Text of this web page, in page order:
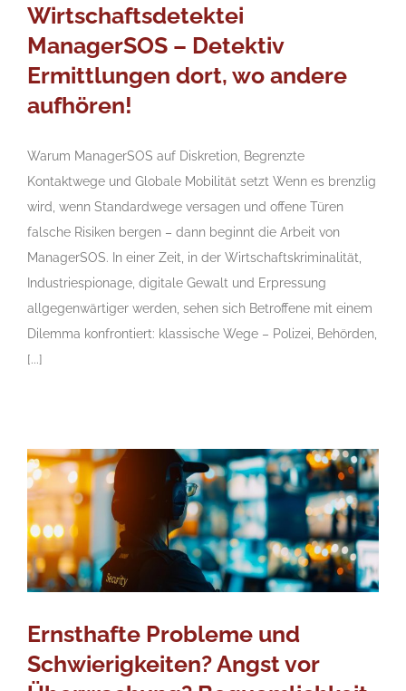
Wirtschaftsdetektei
ManagerSOS – Detektiv
Ermittlungen dort, wo andere
aufhören!
Warum ManagerSOS auf Diskretion, Begrenzte
Kontaktwege und Globale Mobilität setzt Wenn es brenzlig
wird, wenn Standardwege versagen und offene Türen
falsche Risiken bergen – dann beginnt die Arbeit von
ManagerSOS. In einer Zeit, in der Wirtschaftskriminalität,
Industriespionage, digitale Gewalt und Erpressung
allgegenwärtiger werden, sehen sich Betroffene mit einem
Dilemma konfrontiert: klassische Wege – Polizei, Behörden,
[...]
Ernsthafte Probleme und
Schwierigkeiten? Angst vor